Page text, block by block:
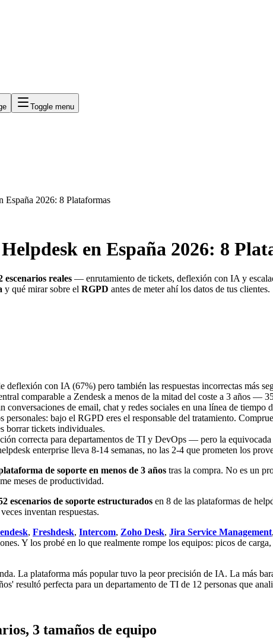
Toggle menu
España 2026: 8 Plataformas
en España 2026: 8
escenarios reales — enrutamiento de tickets, deflexión con IA y
y qué mirar sobre el RGPD antes de meter ahí los datos de tus clientes.
deflexión con IA (67%) pero también las respuestas incorrectas más
comparable a Zendesk a menos de la mitad del coste a 3 años —
de email, chat y redes sociales en una línea de tiempo
personales: bajo el RGPD eres el responsable del tratamiento.
borrar tickets individuales.
correcta para departamentos de TI y DevOps — pero la
enterprise lleva 8-14 semanas, no las 2-4 que prometen los
de soporte en menos de 3 años tras la compra. No es un
meses de productividad.
escenarios de soporte estructurados en 8 de las plataformas de
inventan respuestas.
, Freshdesk, Intercom, Zoho Desk, Jira Service Management,
Y los probé en lo que realmente rompe los equipos: picos de
La plataforma más popular tuvo la peor precisión de IA. La más
resultó perfecta para un departamento de TI de 12 personas que
3 tamaños de equipo